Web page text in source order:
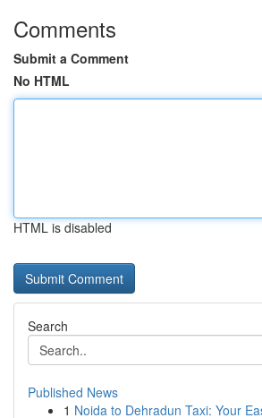
Comments
Submit a Comment
No HTML
HTML is disabled
Search
Published News
1 Noida to Dehradun Taxi: Your